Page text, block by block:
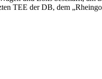
TEE der DB, dem